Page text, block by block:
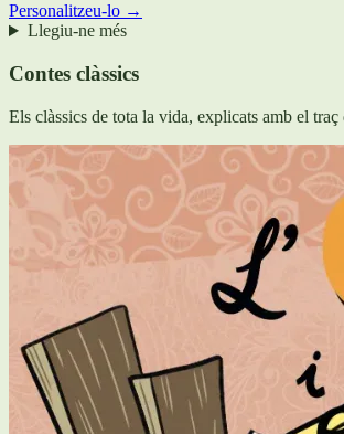
Personalitzeu-lo →
Llegiu-ne més
Contes clàssics
Els clàssics de tota la vida, explicats amb el traç